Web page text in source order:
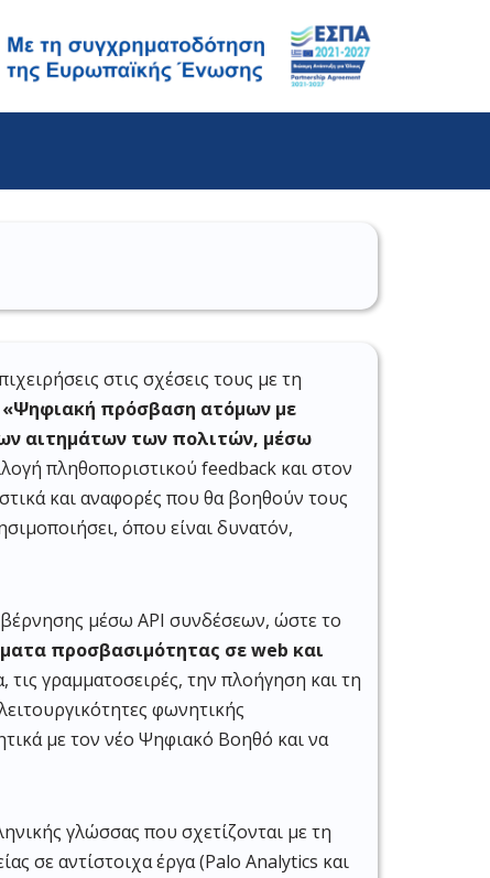
στις σχέσεις τους με τη
«Ψηφιακή πρόσβαση ατόμων με
αιτημάτων των πολιτών, μέσω
πληθοποριστικού feedback και στον
και αναφορές που θα βοηθούν τους
όπου είναι δυνατόν,
μέσω API συνδέσεων, ώστε το
προσβασιμότητας σε web και
γραμματοσειρές, την πλοήγηση και τη
φωνητικής
με τον νέο Ψηφιακό Βοηθό και να
γλώσσας που σχετίζονται με τη
σε αντίστοιχα έργα (Palo Analytics και